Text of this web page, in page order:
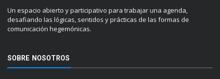
Un espacio abierto y participativo para trabajar una agenda,
desafiando las lógicas, sentidos y prácticas de las formas de
comunicación hegemónicas.
SOBRE NOSOTROS